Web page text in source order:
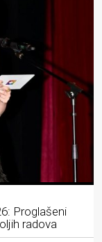
Proglašeni
radova